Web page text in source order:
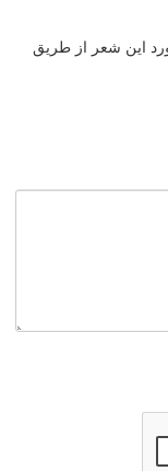
این شعر از طریق